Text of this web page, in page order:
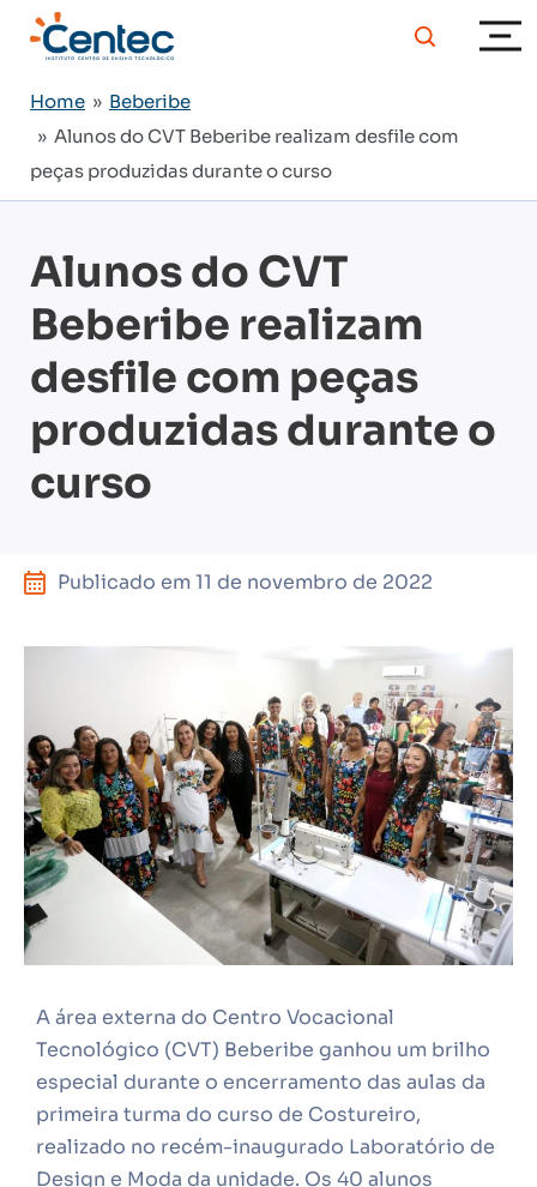
Home » Beberibe
» Alunos do CVT Beberibe realizam desfile com
peças produzidas durante o curso
Alunos do CVT
Beberibe realizam
desfile com peças
produzidas durante o
curso
Publicado em 11 de novembro de 2022
A área externa do Centro Vocacional
Tecnológico (CVT) Beberibe ganhou um brilho
especial durante o encerramento das aulas da
primeira turma do curso de Costureiro,
realizado no recém-inaugurado Laboratório de
Design e Moda da unidade. Os 40 alunos